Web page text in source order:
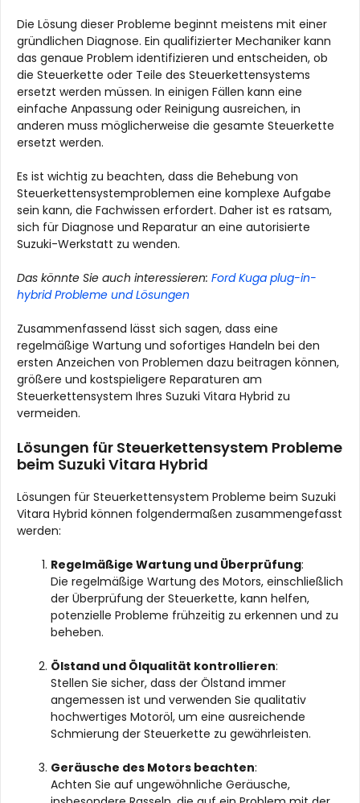
Die Lösung dieser Probleme beginnt meistens mit einer
gründlichen Diagnose. Ein qualifizierter Mechaniker kann
das genaue Problem identifizieren und entscheiden, ob
die Steuerkette oder Teile des Steuerkettensystems
ersetzt werden müssen. In einigen Fällen kann eine
einfache Anpassung oder Reinigung ausreichen, in
anderen muss möglicherweise die gesamte Steuerkette
ersetzt werden.
Es ist wichtig zu beachten, dass die Behebung von
Steuerkettensystemproblemen eine komplexe Aufgabe
sein kann, die Fachwissen erfordert. Daher ist es ratsam,
sich für Diagnose und Reparatur an eine autorisierte
Suzuki-Werkstatt zu wenden.
Das könnte Sie auch interessieren: Ford Kuga plug-in-
hybrid Probleme und Lösungen
Zusammenfassend lässt sich sagen, dass eine
regelmäßige Wartung und sofortiges Handeln bei den
ersten Anzeichen von Problemen dazu beitragen können,
größere und kostspieligere Reparaturen am
Steuerkettensystem Ihres Suzuki Vitara Hybrid zu
vermeiden.
Lösungen für Steuerkettensystem Probleme
beim Suzuki Vitara Hybrid
Lösungen für Steuerkettensystem Probleme beim Suzuki
Vitara Hybrid können folgendermaßen zusammengefasst
werden:
Regelmäßige Wartung und Überprüfung:
Die regelmäßige Wartung des Motors, einschließlich
der Überprüfung der Steuerkette, kann helfen,
potenzielle Probleme frühzeitig zu erkennen und zu
beheben.
Ölstand und Ölqualität kontrollieren:
Stellen Sie sicher, dass der Ölstand immer
angemessen ist und verwenden Sie qualitativ
hochwertiges Motoröl, um eine ausreichende
Schmierung der Steuerkette zu gewährleisten.
Geräusche des Motors beachten:
Achten Sie auf ungewöhnliche Geräusche,